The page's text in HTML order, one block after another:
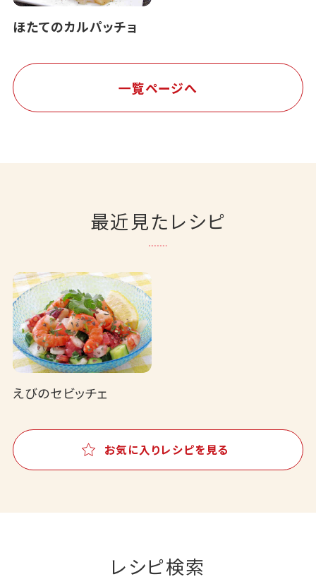
ほたてのカルパッチョ
一覧ページへ
最近見たレシピ
えびのセビッチェ
お気に入りレシピを見る
レシピ検索